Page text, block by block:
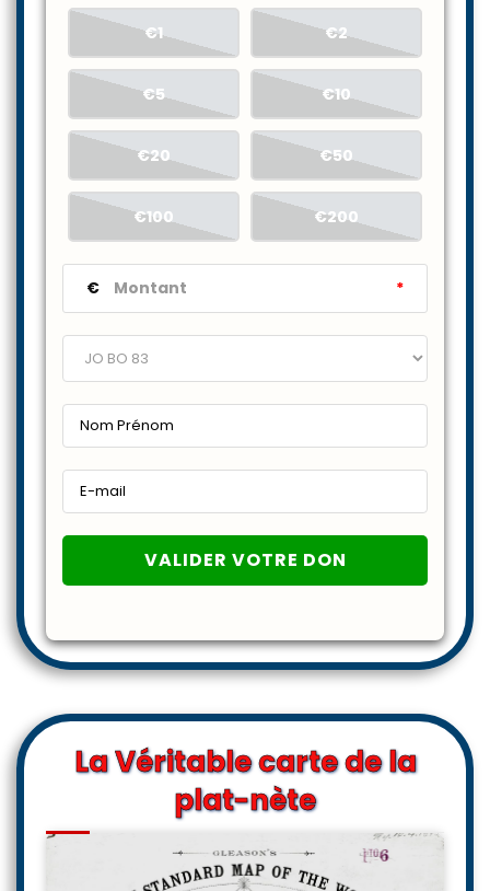
€1 €2
€5 €10
€20 €50
€100 €200
€ *
La Véritable carte de la
plat-nète